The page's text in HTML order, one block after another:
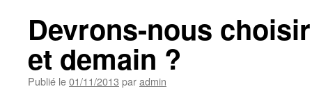
Devrons-nous
et demain ?
Publié le01/11/2013 paradmin